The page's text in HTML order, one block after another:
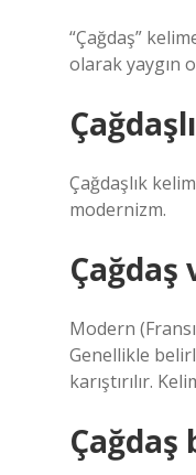
“Çağdaş”
olarak yaygın
Çağdaşlık
modernizm.
Çağdaş
Modern
Genellikle
karıştırılır.
Çağdaş